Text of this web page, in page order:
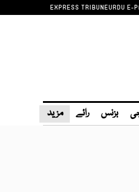
EXPRESS TRIBUNEURDU E-
بزنس رائے مزید